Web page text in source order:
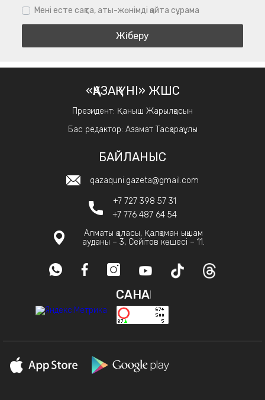
Мені есте сақта, аты-жөнімді қайта сұрама
«ҚАЗАҚ ҮНІ» ЖШС
Президент: Қаныш Жарылқасын
Бас редактор: Азамат Тасқараұлы
БАЙЛАНЫС
qazaquni.gazeta@gmail.com
+7 727 398 57 31
+7 776 487 64 54
Алматы қаласы, Қалқаман ықшам
ауданы – 3, Сейітов көшесі – 11.
САНАҚ